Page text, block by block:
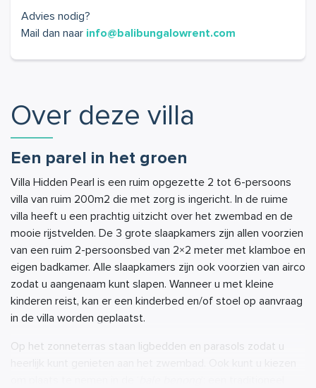
Over deze villa
Een parel in het groen
Villa Hidden Pearl is een ruim opgezette 2 tot 6-persoons
villa van ruim 200m2 die met zorg is ingericht. In de ruime
villa heeft u een prachtig uitzicht over het zwembad en de
mooie rijstvelden. De 3 grote slaapkamers zijn allen voorzien
van een ruim 2-persoonsbed van 2×2 meter met klamboe en
eigen badkamer. Alle slaapkamers zijn ook voorzien van airco
zodat u aangenaam kunt slapen. Wanneer u met kleine
kinderen reist, kan er een kinderbed en/of stoel op aanvraag
in de villa worden geplaatst.
Op het zonneterras staan ligbedden en parasols zodat u
Advies nodig?
Mail dan naar info@balibungalowrent.com